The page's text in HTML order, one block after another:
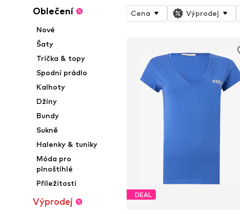
Oblečení
Nové
Šaty
Trička & topy
Spodní prádlo
Kalhoty
Džíny
Bundy
Sukně
Halenky & tuniky
Móda pro
plnoštíhlé
Příležitosti
Výprodej
Cena Výprodej
DEAL